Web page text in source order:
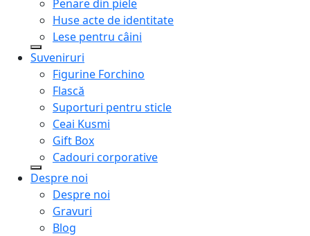
Penare din piele
Huse acte de identitate
Lese pentru câini
Suveniruri
Figurine Forchino
Flască
Suporturi pentru sticle
Ceai Kusmi
Gift Box
Cadouri corporative
Despre noi
Despre noi
Gravuri
Blog